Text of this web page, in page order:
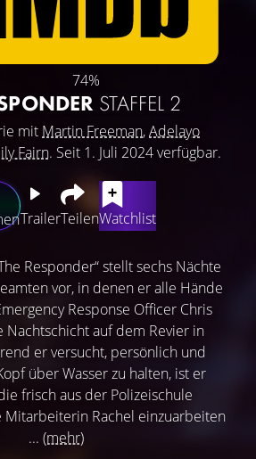
74%
STAFFEL 2
mit Martin Freeman,Adelayo
Fairn. Seit 1. Juli 2024 verfügbar.
TrailerTeilenWatchlist
Responder“ stellt sechs Nächte
vor, in denen er alle Hände
Response Officer Chris
auf dem Revier in
er versucht, persönlich und
über Wasser zu halten, ist er
frisch aus der Polizeischule
Mitarbeiterin Rachel einzuarbeiten
... (mehr)